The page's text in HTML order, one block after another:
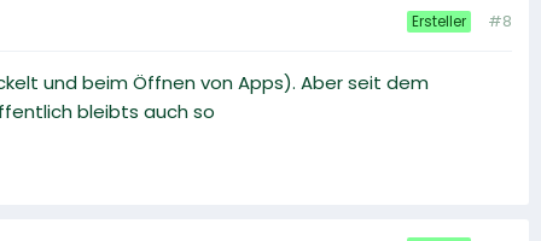
Ersteller #8
und beim Öffnen von Apps). Aber seit dem
bleibts auch so